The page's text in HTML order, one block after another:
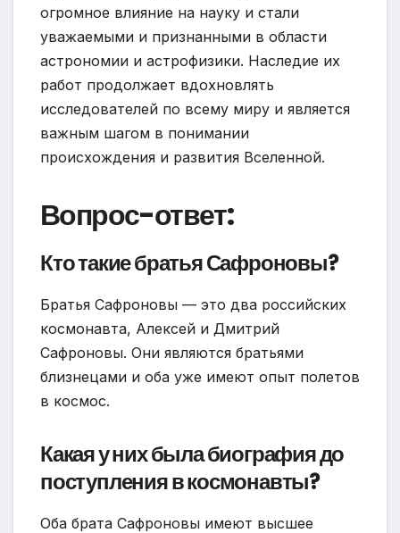
огромное влияние на науку и стали
уважаемыми и признанными в области
астрономии и астрофизики. Наследие их
работ продолжает вдохновлять
исследователей по всему миру и является
важным шагом в понимании
происхождения и развития Вселенной.
Вопрос-ответ:
Кто такие братья Сафроновы?
Братья Сафроновы — это два российских
космонавта, Алексей и Дмитрий
Сафроновы. Они являются братьями
близнецами и оба уже имеют опыт полетов
в космос.
Какая у них была биография до
поступления в космонавты?
Оба брата Сафроновы имеют высшее